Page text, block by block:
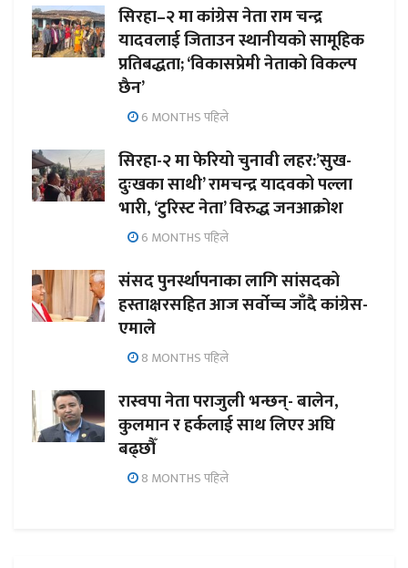
सिरहा–२ मा कांग्रेस नेता राम चन्द्र
यादवलाई जिताउन स्थानीयको सामूहिक
प्रतिबद्धता; ‘विकासप्रेमी नेताको विकल्प
छैन’
6 MONTHS पहिले
सिरहा-२ मा फेरियो चुनावी लहर:’सुख-
दुःखका साथी’ रामचन्द्र यादवको पल्ला
भारी, ‘टुरिस्ट नेता’ विरुद्ध जनआक्रोश
6 MONTHS पहिले
संसद पुनर्स्थापनाका लागि सांसदको
हस्ताक्षरसहित आज सर्वोच्च जाँदै कांग्रेस-
एमाले
8 MONTHS पहिले
रास्वपा नेता पराजुली भन्छन्- बालेन,
कुलमान र हर्कलाई साथ लिएर अघि
बढ्छौँ
8 MONTHS पहिले